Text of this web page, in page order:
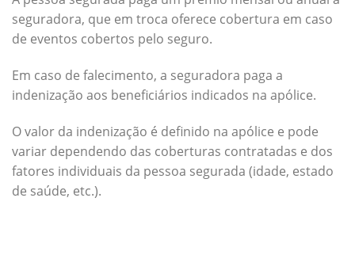
seguradora, que em troca oferece cobertura em caso
de eventos cobertos pelo seguro.
Em caso de falecimento, a seguradora paga a
indenização aos beneficiários indicados na apólice.
O valor da indenização é definido na apólice e pode
variar dependendo das coberturas contratadas e dos
fatores individuais da pessoa segurada (idade, estado
de saúde, etc.).